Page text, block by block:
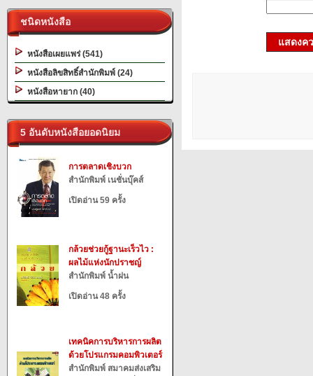
ชนิดหนังสือ
หนังสือเผยแพร่ (541)
หนังสือลิขสิทธิ์สำนักพิมพ์ (24)
หนังสือหายาก (40)
5 อันดับหนังสือยอดนิยม
การตลาดเชิงบวก
สำนักพิมพ์ เนชั่นบุ๊คส์
เปิดอ่าน 59 ครั้ง
กล้วยช่วยกู้ฐานะเร็วไว :
ผลไม้แห่งนักปราชญ์
สำนักพิมพ์ น้ำฝน
เปิดอ่าน 48 ครั้ง
เทคนิคการบริหารการผลิต
ด้วยโปรแกรมคอมพิวเตอร์
สำนักพิมพ์ สมาคมส่งเสริม
แสดงค